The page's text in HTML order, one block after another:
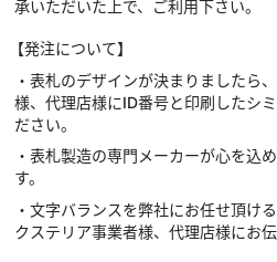
承いただいた上で、ご利用下さい。
【発注について】
・表札のデザインが決まりましたら
様、代理店様にID番号と印刷したシ
ださい。
・表札製造の専門メーカーが心を込
す。
・文字バランスを弊社にお任せ頂け
クステリア事業者様、代理店様にお伝